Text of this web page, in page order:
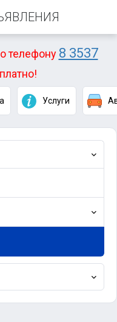
телефону 8 3537
Услуги